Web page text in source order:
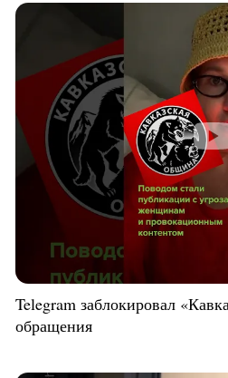
Telegram заблокировал
обращения